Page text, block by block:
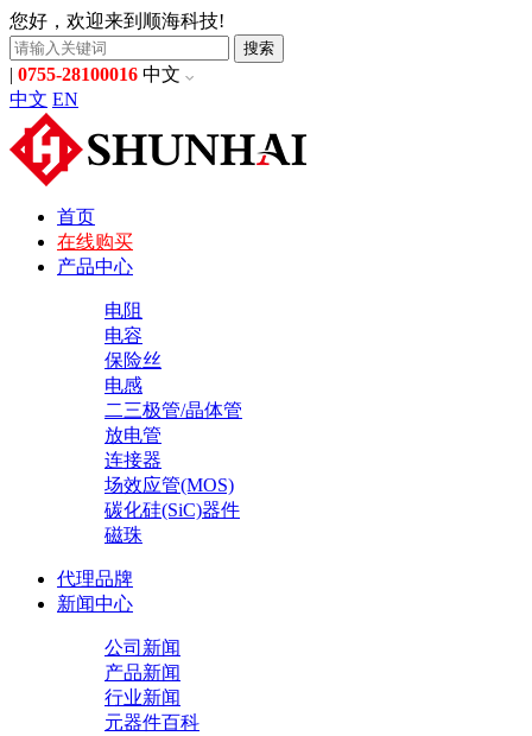
您好，欢迎来到顺海科技!
搜索
| 0755-28100016 中文
中文 EN
首页
在线购买
产品中心
电阻
电容
保险丝
电感
二三极管/晶体管
放电管
连接器
场效应管(MOS)
碳化硅(SiC)器件
磁珠
代理品牌
新闻中心
公司新闻
产品新闻
行业新闻
元器件百科